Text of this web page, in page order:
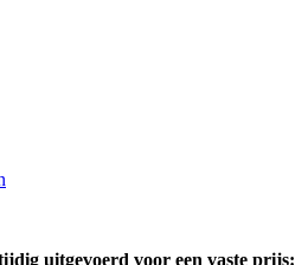
uitgevoerd voor een vaste prijs: